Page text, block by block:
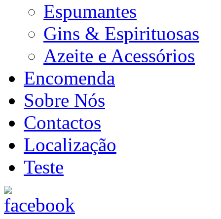
Espumantes
Gins & Espirituosas
Azeite e Acessórios
Encomenda
Sobre Nós
Contactos
Localização
Teste